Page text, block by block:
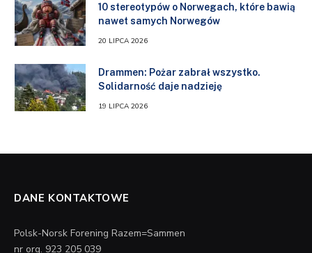
10 stereotypów o Norwegach, które bawią
nawet samych Norwegów
20 LIPCA 2026
Drammen: Pożar zabrał wszystko.
Solidarność daje nadzieję
19 LIPCA 2026
DANE KONTAKTOWE
Polsk-Norsk Forening Razem=Sammen
nr org. 923 205 039